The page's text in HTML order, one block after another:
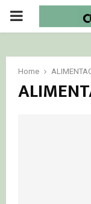
PRIMARY
Home